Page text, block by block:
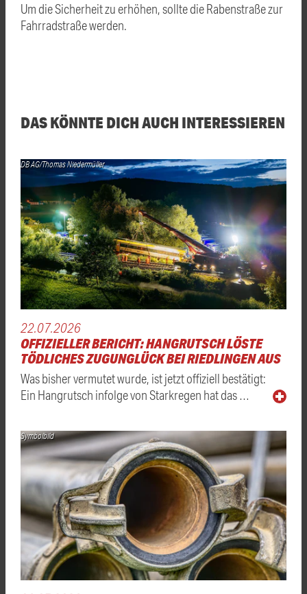
Um die Sicherheit zu erhöhen, sollte die Rabenstraße zur
Fahrradstraße werden.
DAS KÖNNTE DICH AUCH INTERESSIEREN
DB AG/Thomas Niedermüller
22.07.2026
OFFIZIELLER BERICHT: HANGRUTSCH LÖSTE
TÖDLICHES ZUGUNGLÜCK BEI RIEDLINGEN AUS
Was bisher vermutet wurde, ist jetzt offiziell bestätigt:
Ein Hangrutsch infolge von Starkregen hat das …
Symbolbild